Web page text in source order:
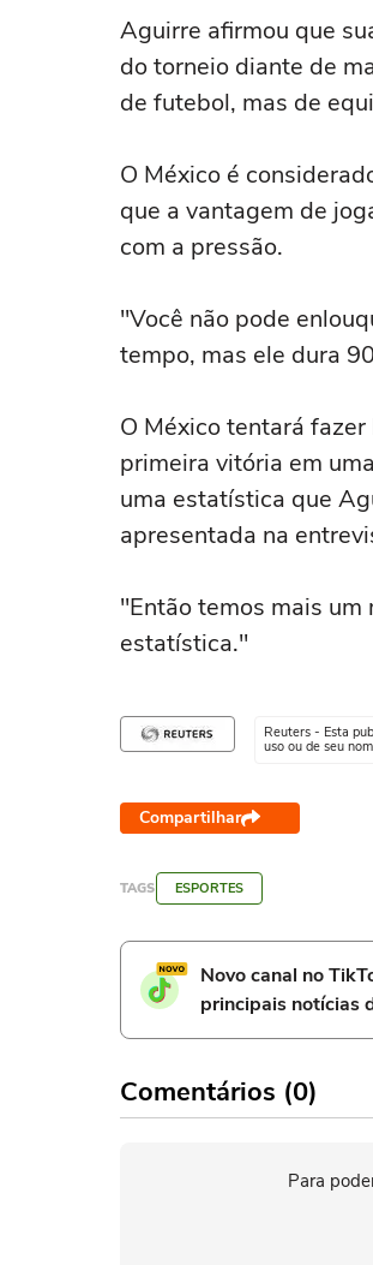
Aguirre afirmou que
do torneio diante de
de futebol, mas de
O México é
que a vantagem de
com a pressão.
"Você não pode
tempo, mas ele dura
O México tentará
primeira vitória em
uma estatística que
apresentada na
"Então temos mais
estatística."
Reuters - Esta
uso ou de seu
Compartilhar
TAGS ESPORTES
Novo canal no
principais notícias
Comentários (0)
Para